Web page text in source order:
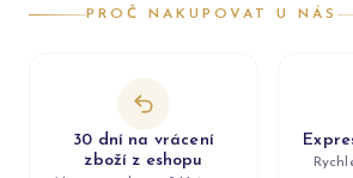
PROČ NAKUPOVAT U NÁS
30 dní na vrácení
zboží z eshopu